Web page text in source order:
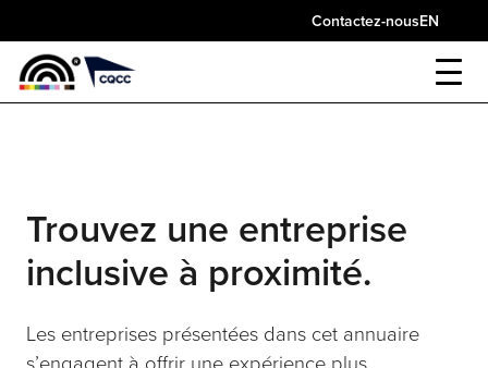
to
content
Contactez-nousEN
Trouvez une entreprise
inclusive à proximité.
Les entreprises présentées dans cet annuaire
s’engagent à offrir une expérience plus